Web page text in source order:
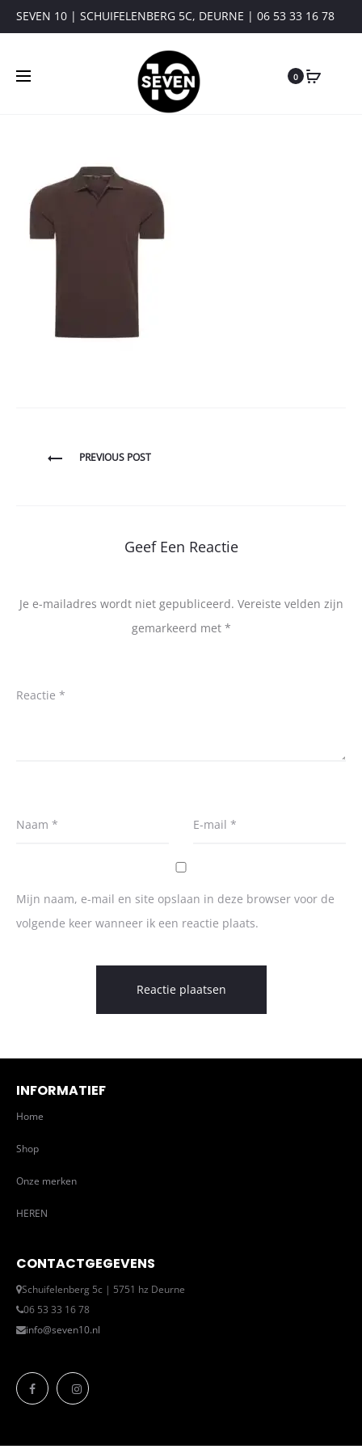
SEVEN 10 | SCHUIFELENBERG 5C, DEURNE | 06 53 33 16 78
0
BerichtPREVIOUS POST
Geef Een Reactie
Je e-mailadres wordt niet gepubliceerd. Vereiste velden zijn
gemarkeerd met *
Reactie *
Naam * E-mail *
Mijn naam, e-mail en site opslaan in deze browser voor de
volgende keer wanneer ik een reactie plaats.
INFORMATIEF
Home
Shop
Onze merken
HEREN
CONTACTGEGEVENS
Schuifelenberg 5c | 5751 hz Deurne
06 53 33 16 78
info@seven10.nl